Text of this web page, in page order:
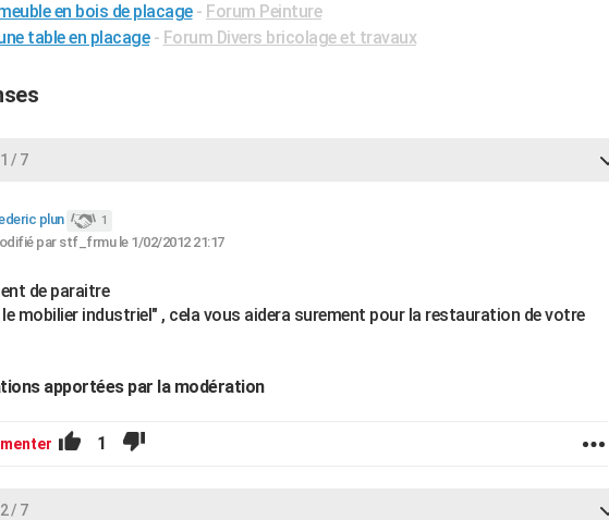
en bois de placage - Forum Peinture
table en placage - Forum Divers bricolage et travaux
/ 7
plun 1
par stf_frmu le 1/02/2012 21:17
de paraitre
le mobilier industriel" , cela vous aidera surement pour la restauration de votre
apportées par la modération
1
/ 7